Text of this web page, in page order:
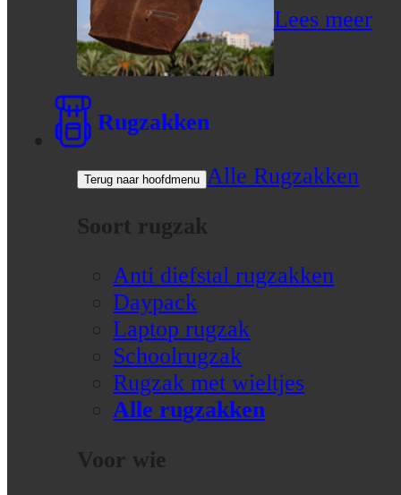
Lees meer
Rugzakken
Terug naar hoofdmenu Alle Rugzakken
Soort rugzak
Anti diefstal rugzakken
Daypack
Laptop rugzak
Schoolrugzak
Rugzak met wieltjes
Alle rugzakken
Voor wie